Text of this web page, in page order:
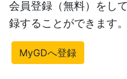
会員登録（無料）をし
録することができます。
MyGDへ登録